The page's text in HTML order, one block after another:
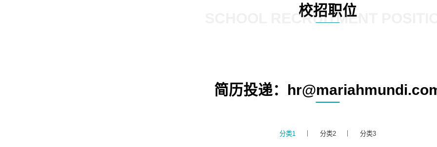
校招职位
SCHOOL RECRUITMENT
简历投递：
分类1 分类2 分类3